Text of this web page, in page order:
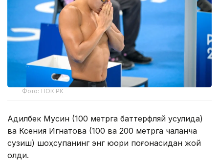
Фото: НОК РК
Адилбек Мусин (100 метрга баттерфляй усулида)
ва Ксения Игнатова (100 ва 200 метрга чалқанча
сузиш) шоҳсупанинг энг юқори поғонасидан жой
олди.